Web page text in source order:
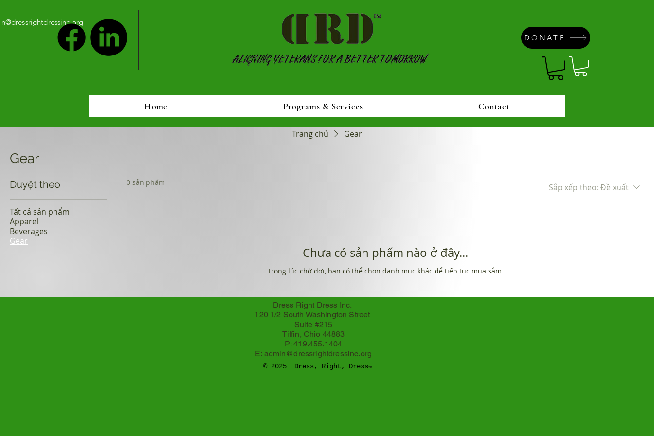
DONATE
Home Programs & Services Contact
Trang chủ Gear
Gear
Duyệt theo
Tất cả sản phẩm
Apparel
Beverages
Gear
0 sản phẩm Sắp xếp theo: Đề xuất
Chưa có sản phẩm nào ở đây...
Trong lúc chờ đợi, bạn có thể chọn danh mục khác để tiếp tục mua sắm.
Dress Right Dress Inc.
120 1/2 South Washington Street
Suite #215
Tiffin, Ohio 44883
P: 419.455.1404
E: admin@dressrightdressinc.org
© 2025 Dress, Right, DressTM